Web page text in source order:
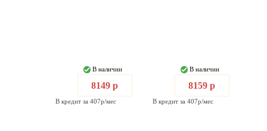
В наличии
8149 р
В кредит за 407р/мес
В наличии
8159 р
В кредит за 407р/мес